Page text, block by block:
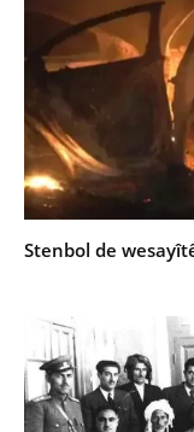
Stenbol de